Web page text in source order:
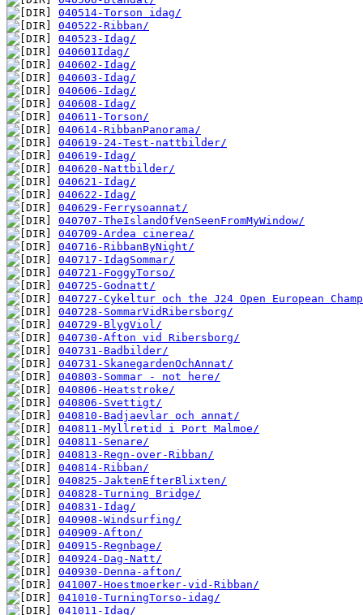
040514-Torson idag/
040522-Ribban/
040523-Idag/
040601Idag/
040602-Idag/
040603-Idag/
040606-Idag/
040608-Idag/
040611-Torson/
040614-RibbanPanorama/
040619-24-Test-nattbilder/
040619-Idag/
040620-Nattbilder/
040621-Idag/
040622-Idag/
040629-Ferrysoannat/
040707-TheIslandOfVenSeenFromMyWindow/
040709-Ardea cinerea/
040716-RibbanByNight/
040717-IdagSommar/
040721-FoggyTorso/
040725-Godnatt/
040727-Cykeltur och the J24 Open European
040728-SommarVidRibersborg/
040729-BlygViol/
040730-Afton vid Ribersborg/
040731-Badbilder/
040731-SkanegardenOchAnnat/
040803-Sommar - not here/
040806-Heatstroke/
040806-Svettigt/
040810-Badjaevlar och annat/
040811-Myllretid i Port Malmoe/
040811-Senare/
040813-Regn-over-Ribban/
040814-Ribban/
040825-JaktenEfterBlixten/
040828-Turning Bridge/
040831-Idag/
040908-Windsurfing/
040909-Afton/
040915-Regnbage/
040924-Dag-Natt/
040930-Denna-afton/
041007-Hoestmoerker-vid-Ribban/
041010-TurningTorso-idag/
041011-Idag/